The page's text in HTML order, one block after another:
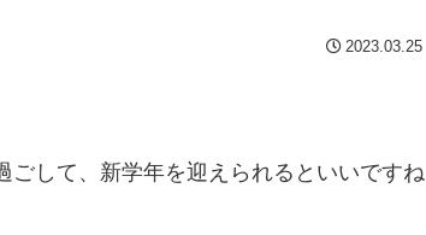
2023.03.25
して、新学年を迎えられるといいですね